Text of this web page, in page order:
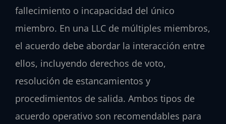
fallecimiento o incapacidad del único
miembro. En una LLC de múltiples miembros,
el acuerdo debe abordar la interacción entre
ellos, incluyendo derechos de voto,
resolución de estancamientos y
procedimientos de salida. Ambos tipos de
acuerdo operativo son recomendables para